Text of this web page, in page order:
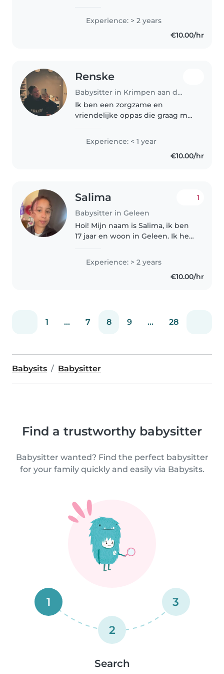
toddlers, preschoolers, and
school-age kids. Fluent in
Catalan, English, French, and
Experience: > 2 years
€10.00/hr
Renske
Babysitter in Krimpen aan den IJssel
Ik ben een zorgzame en
vriendelijke oppas die graag met
vind om te doen! Ik ben nog
beginnend maar heb wel
ervaring met baby's, peuters en
Experience: < 1 year
€10.00/hr
Salima
Babysitter in Geleen
1
Hoi! Mijn naam is Salima, ik ben
17 jaar en woon in Geleen. Ik heb
oppassen en vind het superleuk
om te doen. Ik ben enthousiast,
Experience: > 2 years
€10.00/hr
1 ... 7 8 9 ... 28
Babysits Babysitter
Find a trustworthy babysitter
Babysitter wanted? Find the perfect babysitter
for your family quickly and easily via Babysits.
1
2
3
Search